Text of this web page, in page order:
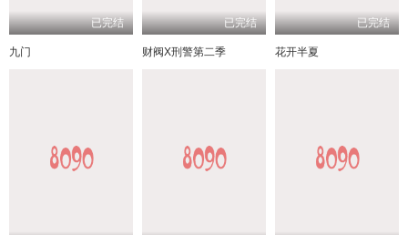
已完结
九门
已完结
财阀X刑警第二季
已完结
花开半夏